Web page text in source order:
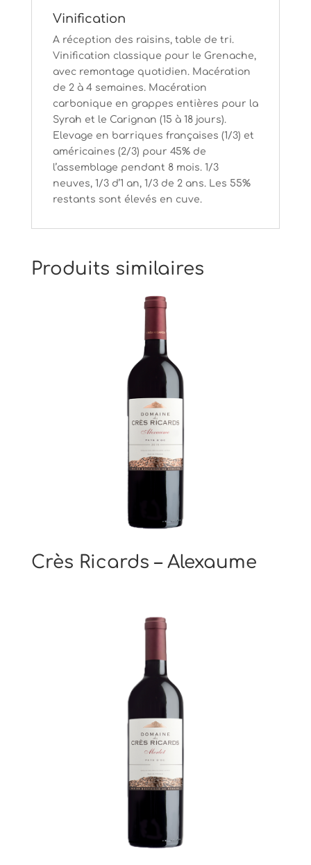
Vinification
A réception des raisins, table de tri.
Vinification classique pour le Grenache,
avec remontage quotidien. Macération
de 2 à 4 semaines. Macération
carbonique en grappes entières pour la
Syrah et le Carignan (15 à 18 jours).
Elevage en barriques françaises (1/3) et
américaines (2/3) pour 45% de
l’assemblage pendant 8 mois. 1/3
neuves, 1/3 d’1 an, 1/3 de 2 ans. Les 55%
restants sont élevés en cuve.
Produits similaires
Crès Ricards – Alexaume